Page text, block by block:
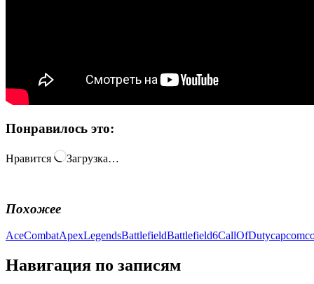
Понравилось это:
Нравится Загрузка…
Похожее
AceCombatApexLegendsBattlefieldBattlefield6CallOfDutycapcom
Навигация по записям